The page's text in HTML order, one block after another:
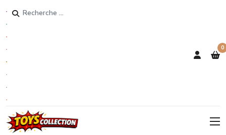
Rechercher
0